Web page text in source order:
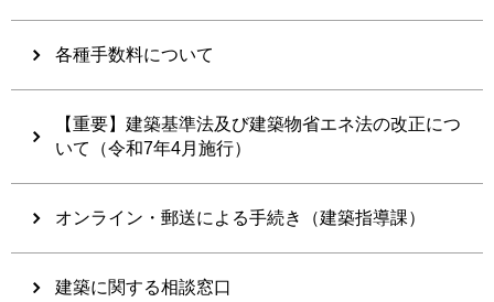
各種手数料について
【重要】建築基準法及び建築物省エネ法の改正につ
いて（令和7年4月施行）
オンライン・郵送による手続き（建築指導課）
建築に関する相談窓口